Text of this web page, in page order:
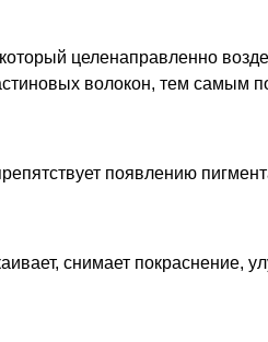
целенаправленно
волокон, тем самым
появлению
снимает покраснение,